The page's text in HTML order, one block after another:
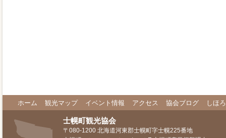
ホーム 観光マップ イベント情報 アクセス 協会ブログ しほ
士幌町観光協会
〒080-1200 北海道河東郡士幌町字士幌225番地